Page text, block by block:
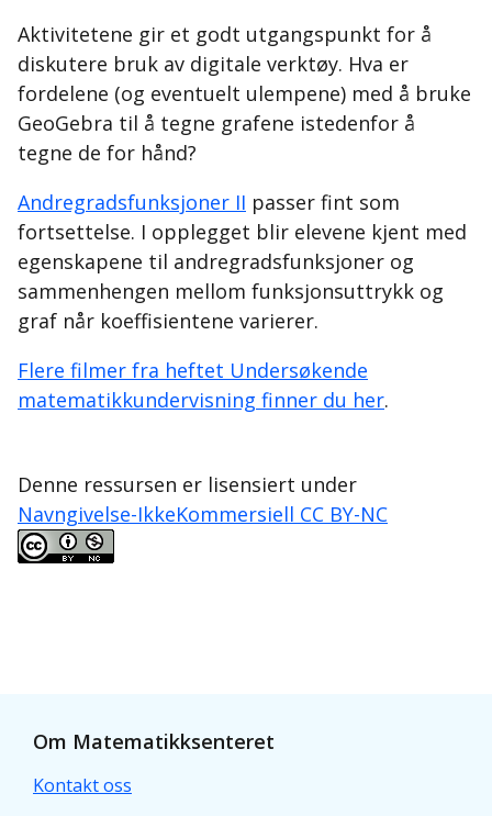
Aktivitetene gir et godt utgangspunkt for å
diskutere bruk av digitale verktøy. Hva er
fordelene (og eventuelt ulempene) med å bruke
GeoGebra til å tegne grafene istedenfor å
tegne de for hånd?
Andregradsfunksjoner II passer fint som
fortsettelse. I opplegget blir elevene kjent med
egenskapene til andregradsfunksjoner og
sammenhengen mellom funksjonsuttrykk og
graf når koeffisientene varierer.
Flere filmer fra heftet Undersøkende
matematikkundervisning finner du her.
Denne ressursen er lisensiert under
Navngivelse-IkkeKommersiell CC BY-NC
Om Matematikksenteret
Kontakt oss